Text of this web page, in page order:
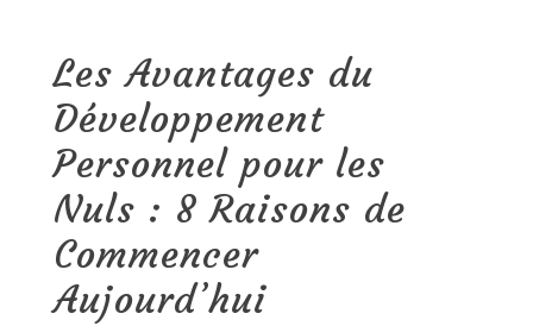
Les Avantages du
Développement
Personnel pour les
Nuls : 8 Raisons de
Commencer
Aujourd’hui